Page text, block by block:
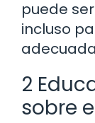
puede
incluso
2
sobre